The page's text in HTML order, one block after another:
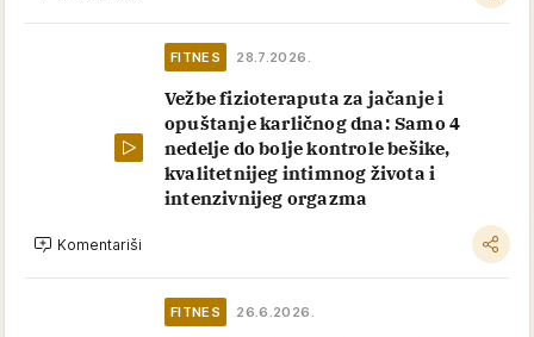
FITNES 28.7.2026.
Vežbe fizioteraputa za jačanje i
opuštanje karličnog dna: Samo 4
nedelje do bolje kontrole bešike,
kvalitetnijeg intimnog života i
intenzivnijeg orgazma
Komentariši
FITNES 26.6.2026.